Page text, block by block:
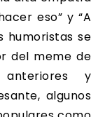
eso” y “A
humoristas se
del meme de
y
algunos